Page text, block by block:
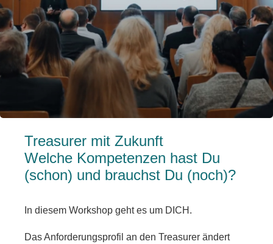
Treasurer mit Zukunft
Welche Kompetenzen hast Du
(schon) und brauchst Du (noch)?
In diesem Workshop geht es um DICH.
Das Anforderungsprofil an den Treasurer ändert